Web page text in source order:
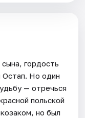
гордость
Остап. Но один
— отречься
польской
но был